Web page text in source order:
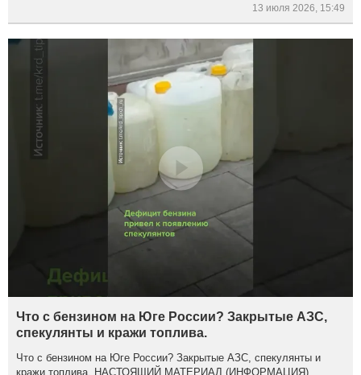
13 июля 2026, 15:49
Что с бензином на Юге России? Закрытые АЗС,
спекулянты и кражи топлива.
Что с бензином на Юге России? Закрытые АЗС, спекулянты и
кражи топлива. НАСТОЯЩИЙ МАТЕРИАЛ (ИНФОРМАЦИЯ)